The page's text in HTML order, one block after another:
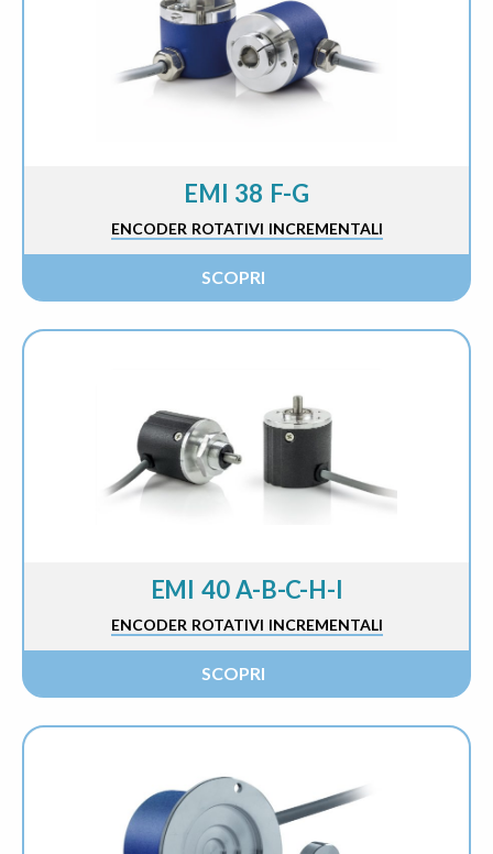
EMI 38 F-G
ENCODER ROTATIVI INCREMENTALI
SCOPRI
EMI 40 A-B-C-H-I
ENCODER ROTATIVI INCREMENTALI
SCOPRI